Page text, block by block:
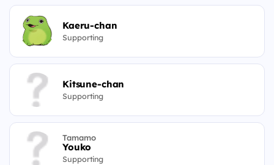
Kaeru-chan
Supporting
Kitsune-chan
Supporting
Tamamo
Youko
Supporting